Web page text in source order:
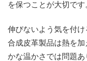
を保つことが大切です
伸びないよう気を付け
合成皮革製品は熱を
かな温かさでは問題